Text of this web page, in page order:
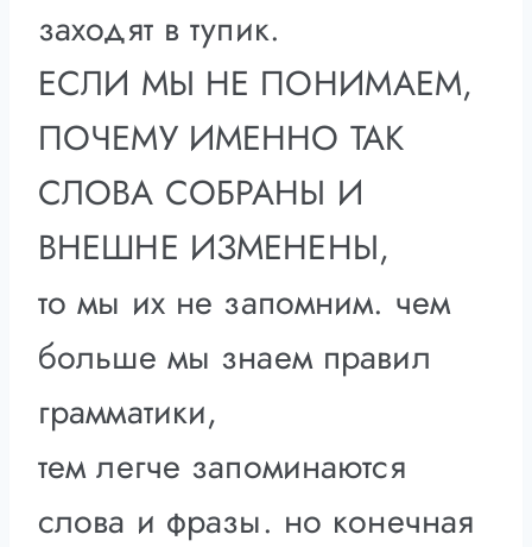
заходят в тупик.
ЕСЛИ МЫ НЕ ПОНИМАЕМ,
ПОЧЕМУ ИМЕННО ТАК
СЛОВА СОБРАНЫ И
ВНЕШНЕ ИЗМЕНЕНЫ,
то мы их не запомним. чем
больше мы знаем правил
грамматики,
тем легче запоминаются
слова и фразы. но конечная